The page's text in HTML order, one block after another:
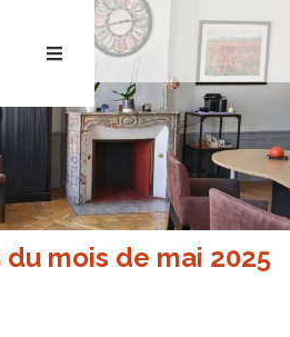
ACTUS
mois de mai 2025